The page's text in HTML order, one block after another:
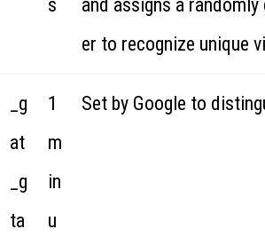
s
and assigns a randomly
er to recognize unique
_g
at
_g
ta
1
m
in
u
Set by Google to